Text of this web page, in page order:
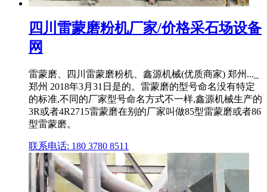
四川雷蒙磨粉机厂家/价格采石场设备
网
雷蒙磨、四川雷蒙磨粉机、鑫源机械(优质商家) 郑州..._
郑州 2018年3月31日是的。雷蒙磨的型号命名没有特定
的标准,不同的厂家型号命名方式不一样,鑫源机械生产的
3R或者4R2715雷蒙磨在别的厂家叫做85型雷蒙磨或者86
型雷蒙磨。
联系电话: 180 3780 8511